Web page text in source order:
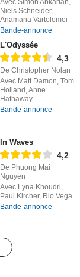
Avec Simon Abkarian,
Niels Schneider,
Anamaria Vartolomei
Bande-annonce
L'Odyssée
4,3
De Christopher Nolan
Avec Matt Damon, Tom
Holland, Anne
Hathaway
Bande-annonce
In Waves
4,2
De Phuong Mai
Nguyen
Avec Lyna Khoudri,
Paul Kircher, Rio Vega
Bande-annonce